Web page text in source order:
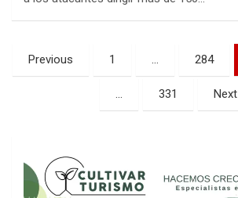
Paginación
de
Previous 1 … 284
… 331 Next